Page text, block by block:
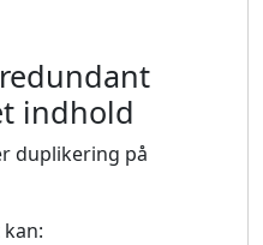
indhold
duplikering på